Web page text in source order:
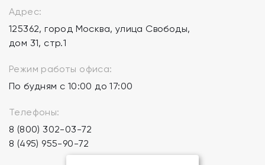
Адрес:
125362, город Москва, улица Свободы,
дом 31, стр.1
Режим работы офиса:
По будням с 10:00 до 17:00
Телефоны:
8 (800) 302-03-72
8 (495) 955-90-72